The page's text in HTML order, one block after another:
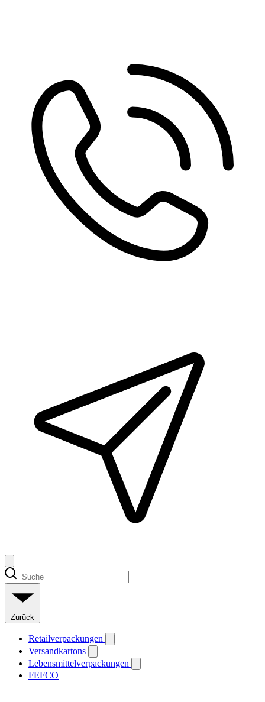
Zurück
Retailverpackungen
Versandkartons
Lebensmittelverpackungen
FEFCO